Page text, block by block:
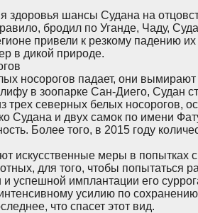
здоровья шансы Судана на
бродил по Уганде, Чаду,
привели к резкому падению
в дикой природе.
носорогов падает, они
в зоопарке Сан-Диего, Судан
трех северных белых носорогов,
Судана и двух самок по имени
Более того, в 2015 году
искусственные меры в
для того, чтобы попытаться
и успешной имплантации его
усилию по
что спасет этот вид.